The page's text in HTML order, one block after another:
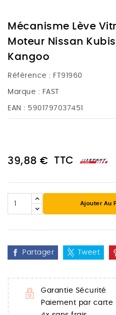
Mécanisme Lève
Moteur Nissan
Kangoo
Référence : FT91960
Marque : FAST
EAN : 5901797037451
39,88 € TTC
Ajouter Au
Partager Tweet
Garantie Sécurité
Paiement par carte